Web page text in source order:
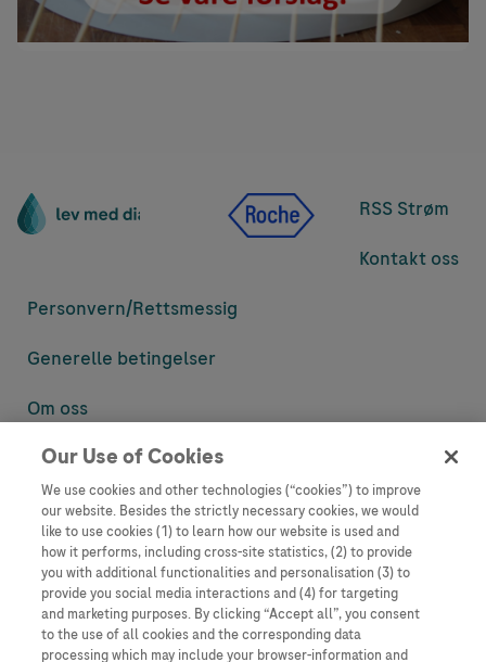
RSS Strøm
Kontakt oss
Personvern/Rettsmessig
Generelle betingelser
Om oss
Denne nettsiden inneholder informasjon som er målsatt til en stor
informasjon som ellers ikke er tilgjengelig eller gyldig i ditt land.
Vennligst vær oppmerksom på at vi ikke tar noe ansvar for tilgang til
informasjon som muligens ikke er i samsvar med noen gyldig juridisk
prosess, regulering, registrering eller bruk i bostedslandet ditt.
Roche har ikke alltid mulighet til å kvalitetssikre andres innlegg, men
vil fjerne villedende eller upassende innlegg så langt det lar seg gjøre.
Vi har ikke ansvar for innhold på eksterne nettsider som det lenkes til.
Our Use of Cookies
We use cookies and other technologies (“cookies”) to improve
our website. Besides the strictly necessary cookies, we would
like to use cookies (1) to learn how our website is used and
how it performs, including cross-site statistics, (2) to provide
you with additional functionalities and personalisation (3) to
provide you social media interactions and (4) for targeting
and marketing purposes. By clicking “Accept all”, you consent
to the use of all cookies and the corresponding data
processing which may include your browser-information and